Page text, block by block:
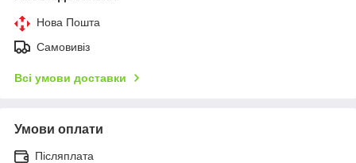
Нова Пошта
Самовивіз
Всі умови доставки
Умови оплати
Післяплата